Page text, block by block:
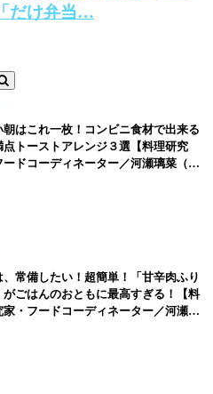
だけ弁当…
朝はこれ一枚！コンビニ食材で出来る
点トーストアレンジ３選【料理研究
ードコーディネーター／河瀬璃菜（り
、常備したい！超簡単！「甘辛肉ふり
がごはんのおともに最高すぎる！【料
家・フードコーディネーター／河瀬璃